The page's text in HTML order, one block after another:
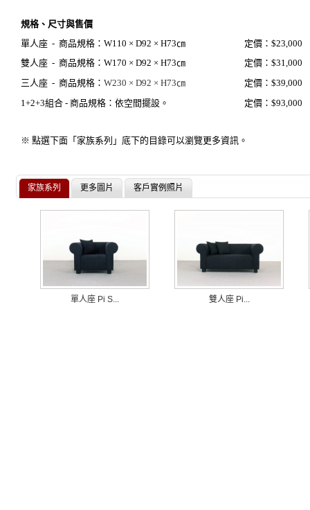
規格、尺寸與售價
單人座 - 商品規格： W110 × D92 × H73㎝
定價：$23,000
雙人座 - 商品規格： W170 × D92 × H73㎝
定價：$31,000
三人座 - 商品規格： W230 × D92 × H73㎝
定價：$39,000
1+2+3組合 - 商品規格： 依空間擺設。 定價：$93,000
※ 點選下面「家族系列」底下的目錄可以瀏覽更多資訊。
家族系列 更多圖片 客戶實例照片
單人座 Pi S... 雙人座 Pi...